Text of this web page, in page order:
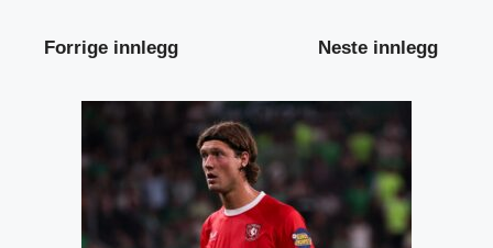
Forrige innlegg Neste innlegg